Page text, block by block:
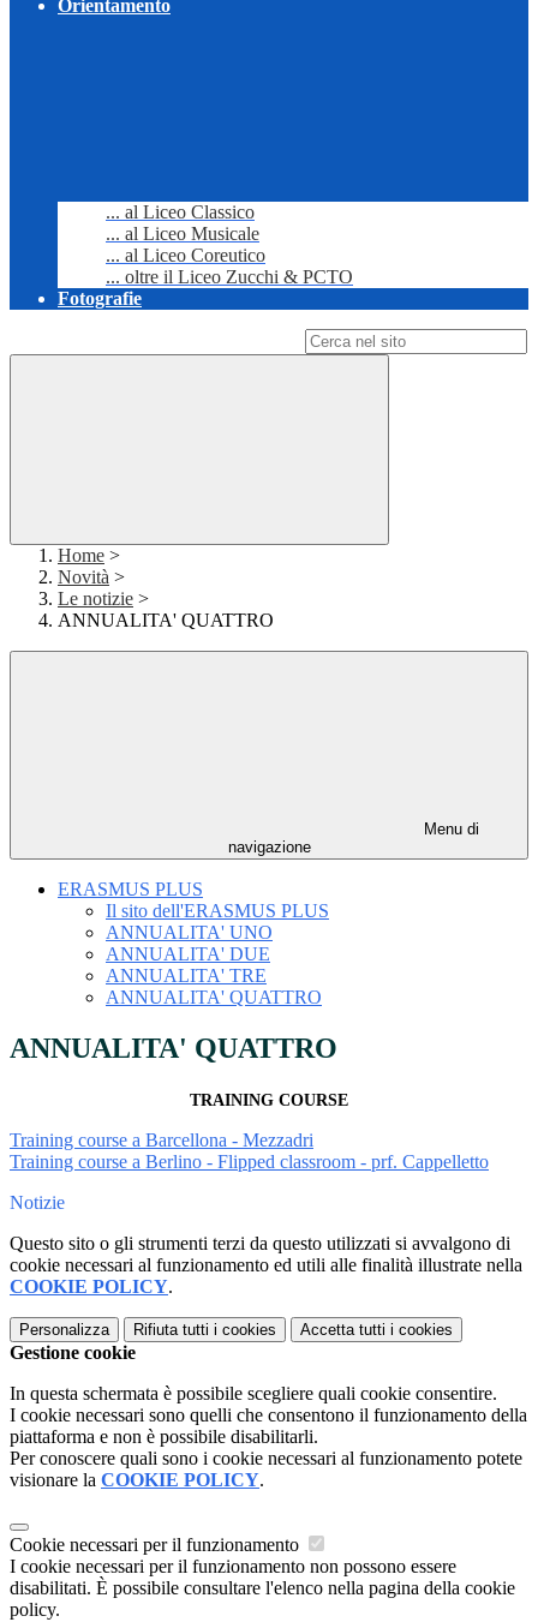
Orientamento
... al Liceo Classico
... al Liceo Musicale
... al Liceo Coreutico
... oltre il Liceo Zucchi & PCTO
Fotografie
Home >
Novità >
Le notizie >
ANNUALITA' QUATTRO
Menu di
navigazione
ERASMUS PLUS
Il sito dell'ERASMUS PLUS
ANNUALITA' UNO
ANNUALITA' DUE
ANNUALITA' TRE
ANNUALITA' QUATTRO
ANNUALITA' QUATTRO
TRAINING COURSE
Training course a Barcellona - Mezzadri
Training course a Berlino - Flipped classroom - prf. Cappelletto
Notizie
Questo sito o gli strumenti terzi da questo utilizzati si avvalgono di
cookie necessari al funzionamento ed utili alle finalità illustrate nella
COOKIE POLICY.
Personalizza Rifiuta tutti i cookies Accetta tutti i cookies
Gestione cookie
In questa schermata è possibile scegliere quali cookie consentire.
I cookie necessari sono quelli che consentono il funzionamento della
piattaforma e non è possibile disabilitarli.
Per conoscere quali sono i cookie necessari al funzionamento potete
visionare la COOKIE POLICY.
Cookie necessari per il funzionamento
I cookie necessari per il funzionamento non possono essere
disabilitati. È possibile consultare l'elenco nella pagina della cookie
policy.